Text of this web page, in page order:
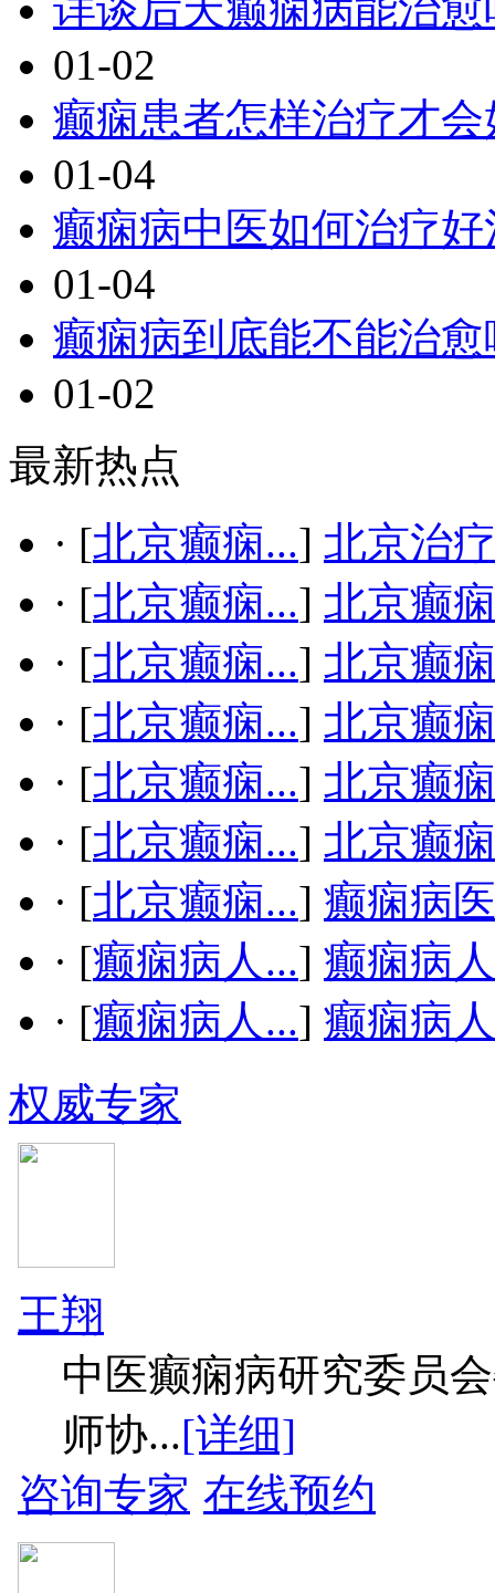
详谈后天癫痫病能治愈
01-02
癫痫患者怎样治疗才会
01-04
癫痫病中医如何治疗好
01-04
癫痫病到底能不能治愈
01-02
最新热点
· [北京癫痫...] 北京治
· [北京癫痫...] 北京癫
· [北京癫痫...] 北京癫
· [北京癫痫...] 北京癫
· [北京癫痫...] 北京癫
· [北京癫痫...] 北京癫
· [北京癫痫...] 癫痫病
· [癫痫病人...] 癫痫病
· [癫痫病人...] 癫痫病
权威专家
王翔
中医癫痫病研究委员
师协...[详细]
咨询专家 在线预约